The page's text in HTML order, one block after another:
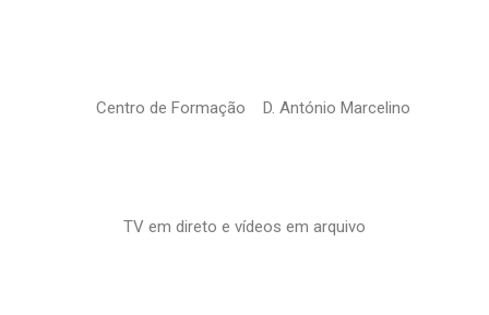
Centro de Formação D. António Marcelino
TV em direto e vídeos em arquivo